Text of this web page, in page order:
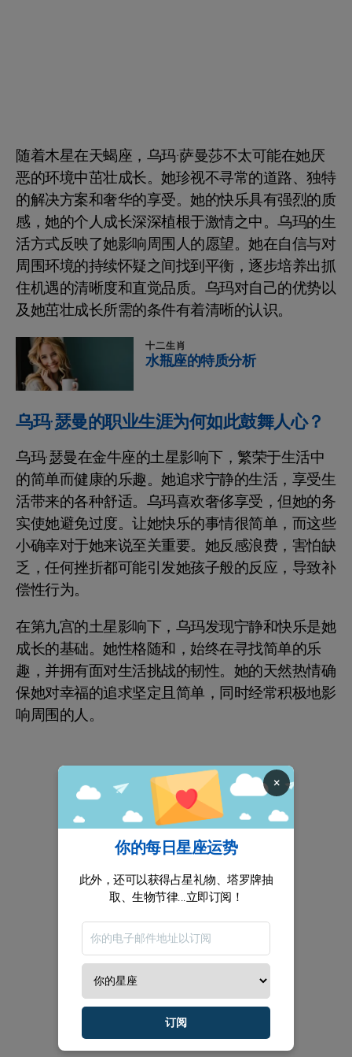
随着木星在天蝎座，乌玛·萨曼莎不太可能在她厌
恶的环境中茁壮成长。她珍视不寻常的道路、独特
的解决方案和奢华的享受。她的快乐具有强烈的质
感，她的个人成长深深植根于激情之中。乌玛的生
活方式反映了她影响周围人的愿望。她在自信与对
周围环境的持续怀疑之间找到平衡，逐步培养出抓
住机遇的清晰度和直觉品质。乌玛对自己的优势以
及她茁壮成长所需的条件有着清晰的认识。
十二生肖
水瓶座的特质分析
乌玛·瑟曼的职业生涯为何如此鼓舞人心？
乌玛·瑟曼在金牛座的土星影响下，繁荣于生活中
的简单而健康的乐趣。她追求宁静的生活，享受生
活带来的各种舒适。乌玛喜欢奢侈享受，但她的务
实使她避免过度。让她快乐的事情很简单，而这些
小确幸对于她来说至关重要。她反感浪费，害怕缺
乏，任何挫折都可能引发她孩子般的反应，导致补
偿性行为。
在第九宫的土星影响下，乌玛发现宁静和快乐是她
成长的基础。她性格随和，始终在寻找简单的乐
趣，并拥有面对生活挑战的韧性。她的天然热情确
保她对幸福的追求坚定且简单，同时经常积极地影
响周围的人。
×
你的每日星座运势
此外，还可以获得占星礼物、塔罗牌抽
取、生物节律...立即订阅！
订阅